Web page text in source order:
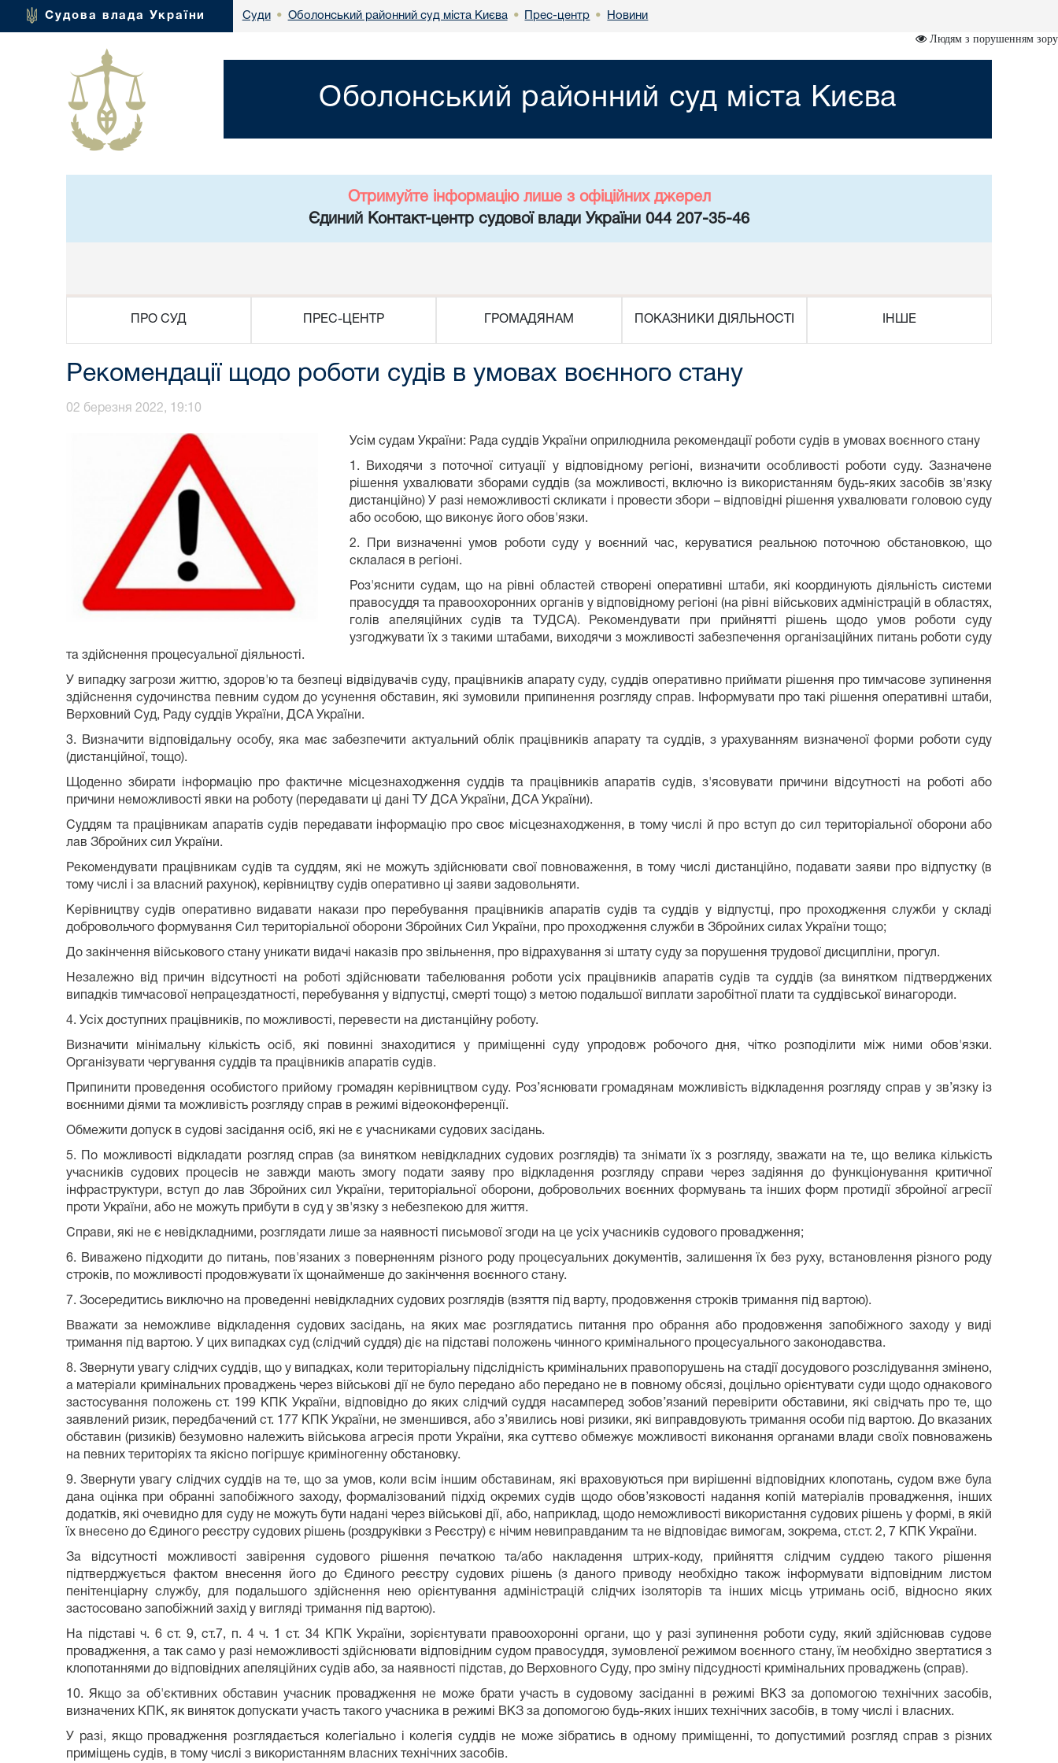
Судова влада України Суди • Оболонський районний суд міста Києва • Прес-центр • Новини
Людям з порушенням зору
Оболонський районний суд міста Києва
Отримуйте інформацію лише з офіційних джерел
Єдиний Контакт-центр судової влади України 044 207-35-46
ПРО СУД ПРЕС-ЦЕНТР ГРОМАДЯНАМ ПОКАЗНИКИ ДІЯЛЬНОСТІ ІНШЕ
Рекомендації щодо роботи судів в умовах воєнного стану
02 березня 2022, 19:10
Усім судам України: Рада суддів України оприлюднила рекомендації роботи судів в умовах воєнного стану
1. Виходячи з поточної ситуації у відповідному регіоні, визначити особливості роботи суду. Зазначене
рішення ухвалювати зборами суддів (за можливості, включно із використанням будь-яких засобів зв'язку
дистанційно) У разі неможливості скликати і провести збори – відповідні рішення ухвалювати головою суду
або особою, що виконує його обов'язки.
2. При визначенні умов роботи суду у воєнний час, керуватися реальною поточною обстановкою, що
склалася в регіоні.
Роз'яснити судам, що на рівні областей створені оперативні штаби, які координують діяльність системи
правосуддя та правоохоронних органів у відповідному регіоні (на рівні військових адміністрацій в областях,
голів апеляційних судів та ТУДСА). Рекомендувати при прийнятті рішень щодо умов роботи суду
узгоджувати їх з такими штабами, виходячи з можливості забезпечення організаційних питань роботи суду
та здійснення процесуальної діяльності.
У випадку загрози життю, здоров'ю та безпеці відвідувачів суду, працівників апарату суду, суддів оперативно приймати рішення про тимчасове зупинення
здійснення судочинства певним судом до усунення обставин, які зумовили припинення розгляду справ. Інформувати про такі рішення оперативні штаби,
Верховний Суд, Раду суддів України, ДСА України.
3. Визначити відповідальну особу, яка має забезпечити актуальний облік працівників апарату та суддів, з урахуванням визначеної форми роботи суду
(дистанційної, тощо).
Щоденно збирати інформацію про фактичне місцезнаходження суддів та працівників апаратів судів, з'ясовувати причини відсутності на роботі або
причини неможливості явки на роботу (передавати ці дані ТУ ДСА України, ДСА України).
Суддям та працівникам апаратів судів передавати інформацію про своє місцезнаходження, в тому числі й про вступ до сил територіальної оборони або
лав Збройних сил України.
Рекомендувати працівникам судів та суддям, які не можуть здійснювати свої повноваження, в тому числі дистанційно, подавати заяви про відпустку (в
тому числі і за власний рахунок), керівництву судів оперативно ці заяви задовольняти.
Керівництву судів оперативно видавати накази про перебування працівників апаратів судів та суддів у відпустці, про проходження служби у складі
добровольчого формування Сил територіальної оборони Збройних Сил України, про проходження служби в Збройних силах України тощо;
До закінчення військового стану уникати видачі наказів про звільнення, про відрахування зі штату суду за порушення трудової дисципліни, прогул.
Незалежно від причин відсутності на роботі здійснювати табелювання роботи усіх працівників апаратів судів та суддів (за винятком підтверджених
випадків тимчасової непрацездатності, перебування у відпустці, смерті тощо) з метою подальшої виплати заробітної плати та суддівської винагороди.
4. Усіх доступних працівників, по можливості, перевести на дистанційну роботу.
Визначити мінімальну кількість осіб, які повинні знаходитися у приміщенні суду упродовж робочого дня, чітко розподілити між ними обов'язки.
Організувати чергування суддів та працівників апаратів судів.
Припинити проведення особистого прийому громадян керівництвом суду. Роз’яснювати громадянам можливість відкладення розгляду справ у зв’язку із
воєнними діями та можливість розгляду справ в режимі відеоконференції.
Обмежити допуск в судові засідання осіб, які не є учасниками судових засідань.
5. По можливості відкладати розгляд справ (за винятком невідкладних судових розглядів) та знімати їх з розгляду, зважати на те, що велика кількість
учасників судових процесів не завжди мають змогу подати заяву про відкладення розгляду справи через задіяння до функціонування критичної
інфраструктури, вступ до лав Збройних сил України, територіальної оборони, добровольчих воєнних формувань та інших форм протидії збройної агресії
проти України, або не можуть прибути в суд у зв'язку з небезпекою для життя.
Справи, які не є невідкладними, розглядати лише за наявності письмової згоди на це усіх учасників судового провадження;
6. Виважено підходити до питань, пов'язаних з поверненням різного роду процесуальних документів, залишення їх без руху, встановлення різного роду
строків, по можливості продовжувати їх щонайменше до закінчення воєнного стану.
7. Зосередитись виключно на проведенні невідкладних судових розглядів (взяття під варту, продовження строків тримання під вартою).
Вважати за неможливе відкладення судових засідань, на яких має розглядатись питання про обрання або продовження запобіжного заходу у виді
тримання під вартою. У цих випадках суд (слідчий суддя) діє на підставі положень чинного кримінального процесуального законодавства.
8. Звернути увагу слідчих суддів, що у випадках, коли територіальну підслідність кримінальних правопорушень на стадії досудового розслідування змінено,
а матеріали кримінальних проваджень через військові дії не було передано або передано не в повному обсязі, доцільно орієнтувати суди щодо однакового
застосування положень ст. 199 КПК України, відповідно до яких слідчий суддя насамперед зобов’язаний перевірити обставини, які свідчать про те, що
заявлений ризик, передбачений ст. 177 КПК України, не зменшився, або з’явились нові ризики, які виправдовують тримання особи під вартою. До вказаних
обставин (ризиків) безумовно належить військова агресія проти України, яка суттєво обмежує можливості виконання органами влади своїх повноважень
на певних територіях та якісно погіршує криміногенну обстановку.
9. Звернути увагу слідчих суддів на те, що за умов, коли всім іншим обставинам, які враховуються при вирішенні відповідних клопотань, судом вже була
дана оцінка при обранні запобіжного заходу, формалізований підхід окремих судів щодо обов’язковості надання копій матеріалів провадження, інших
додатків, які очевидно для суду не можуть бути надані через військові дії, або, наприклад, щодо неможливості використання судових рішень у формі, в якій
їх внесено до Єдиного реєстру судових рішень (роздруківки з Реєстру) є нічим невиправданим та не відповідає вимогам, зокрема, ст.ст. 2, 7 КПК України.
За відсутності можливості завірення судового рішення печаткою та/або накладення штрих-коду, прийняття слідчим суддею такого рішення
підтверджується фактом внесення його до Єдиного реєстру судових рішень (з даного приводу необхідно також інформувати відповідним листом
пенітенціарну службу, для подальшого здійснення нею орієнтування адміністрацій слідчих ізоляторів та інших місць утримань осіб, відносно яких
застосовано запобіжний захід у вигляді тримання під вартою).
На підставі ч. 6 ст. 9, ст.7, п. 4 ч. 1 ст. 34 КПК України, зорієнтувати правоохоронні органи, що у разі зупинення роботи суду, який здійснював судове
провадження, а так само у разі неможливості здійснювати відповідним судом правосуддя, зумовленої режимом воєнного стану, їм необхідно звертатися з
клопотаннями до відповідних апеляційних судів або, за наявності підстав, до Верховного Суду, про зміну підсудності кримінальних проваджень (справ).
10. Якщо за об'єктивних обставин учасник провадження не може брати участь в судовому засіданні в режимі ВКЗ за допомогою технічних засобів,
визначених КПК, як виняток допускати участь такого учасника в режимі ВКЗ за допомогою будь-яких інших технічних засобів, в тому числі і власних.
У разі, якщо провадження розглядається колегіально і колегія суддів не може зібратись в одному приміщенні, то допустимий розгляд справ з різних
приміщень судів, в тому числі з використанням власних технічних засобів.